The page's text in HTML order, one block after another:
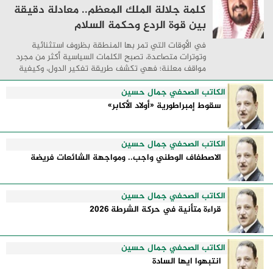
كلمة جلالة الملك المعظم.. معادلة دقيقة
بين قوة الردع وحكمة السلام
في الأوقات التي تمر بها المنطقة بظروف استثنائية
وتوترات متصاعدة، تصبح الكلمات السياسية أكثر من مجرد
مواقف معلنة؛ فهي تكشف طريقة تفكير الدول، وكيفية
إدارتها للأزمات، والحدود التي تفصل بين القوة ...
الكاتب الصحفي جمال حسين
سقوط إمبراطورية «أولاد الأكابر»
الكاتب الصحفي جمال حسين
الاصطفاف الوطني واجب.. ومواجهة الشائعات فريضة
الكاتب الصحفي جمال حسين
قراءة متأنية في حركة الشرطة 2026
الكاتب الصحفي جمال حسين
انتبهوا ايها السادة